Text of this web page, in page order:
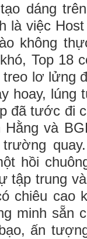
dáng
là việc
không
Top 18
lơ lửng
hoay, lúng
đã tước đi
và
hồi
tập trung
chiêu cao
minh sẵn
ấn